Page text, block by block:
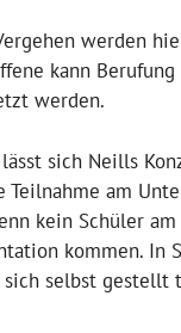
werden
kann
werden.
sich Neills
Teilnahme am
kein Schüler
kommen.
selbst gestellt